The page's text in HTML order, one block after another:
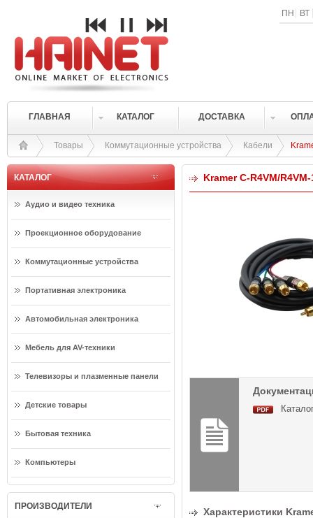
ПН ВТ
ГЛАВНАЯ КАТАЛОГ ДОСТАВКА
Товары Коммутационные устройства Кабели
КАТАЛОГ
Аудио и видео техника
Проекционное оборудование
Коммутационные устройства
Портативная электроника
Автомобильная электроника
Мебель для AV-техники
Телевизоры и плазменные панели
Детские товары
Бытовая техника
Компьютеры
ПРОИЗВОДИТЕЛИ
Kramer C-R4VM/R4VM-
Характеристики